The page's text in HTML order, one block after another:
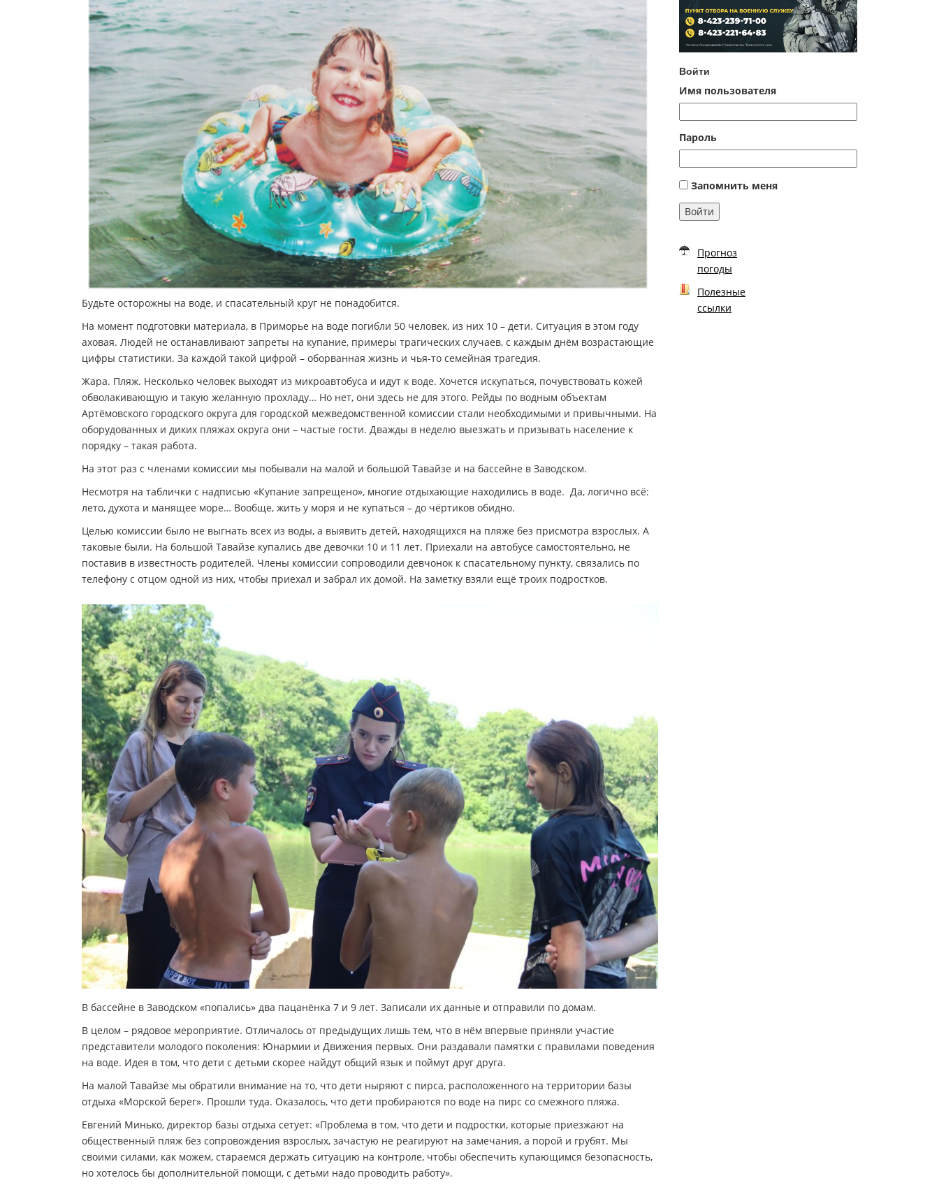
Будьте осторожны на воде, и спасательный круг не понадобится.
На момент подготовки материала, в Приморье на воде погибли 50 человек, из них 10 – дети. Ситуация в этом году
аховая. Людей не останавливают запреты на купание, примеры трагических случаев, с каждым днём возрастающие
цифры статистики. За каждой такой цифрой – оборванная жизнь и чья-то семейная трагедия.
Жара. Пляж. Несколько человек выходят из микроавтобуса и идут к воде. Хочется искупаться, почувствовать кожей
обволакивающую и такую желанную прохладу… Но нет, они здесь не для этого. Рейды по водным объектам
Артёмовского городского округа для городской межведомственной комиссии стали необходимыми и привычными. На
оборудованных и диких пляжах округа они – частые гости. Дважды в неделю выезжать и призывать население к
порядку – такая работа.
На этот раз с членами комиссии мы побывали на малой и большой Тавайзе и на бассейне в Заводском.
Несмотря на таблички с надписью «Купание запрещено», многие отдыхающие находились в воде. Да, логично всё:
лето, духота и манящее море… Вообще, жить у моря и не купаться – до чёртиков обидно.
Целью комиссии было не выгнать всех из воды, а выявить детей, находящихся на пляже без присмотра взрослых. А
таковые были. На большой Тавайзе купались две девочки 10 и 11 лет. Приехали на автобусе самостоятельно, не
поставив в известность родителей. Члены комиссии сопроводили девчонок к спасательному пункту, связались по
телефону с отцом одной из них, чтобы приехал и забрал их домой. На заметку взяли ещё троих подростков.
В бассейне в Заводском «попались» два пацанёнка 7 и 9 лет. Записали их данные и отправили по домам.
В целом – рядовое мероприятие. Отличалось от предыдущих лишь тем, что в нём впервые приняли участие
представители молодого поколения: Юнармии и Движения первых. Они раздавали памятки с правилами поведения
на воде. Идея в том, что дети с детьми скорее найдут общий язык и поймут друг друга.
На малой Тавайзе мы обратили внимание на то, что дети ныряют с пирса, расположенного на территории базы
отдыха «Морской берег». Прошли туда. Оказалось, что дети пробираются по воде на пирс со смежного пляжа.
Евгений Минько, директор базы отдыха сетует: «Проблема в том, что дети и подростки, которые приезжают на
общественный пляж без сопровождения взрослых, зачастую не реагируют на замечания, а порой и грубят. Мы
своими силами, как можем, стараемся держать ситуацию на контроле, чтобы обеспечить купающимся безопасность,
но хотелось бы дополнительной помощи, с детьми надо проводить работу».
Войти
Имя пользователя
Пароль
Запомнить меня
Войти
Прогноз
погоды
Полезные
ссылки